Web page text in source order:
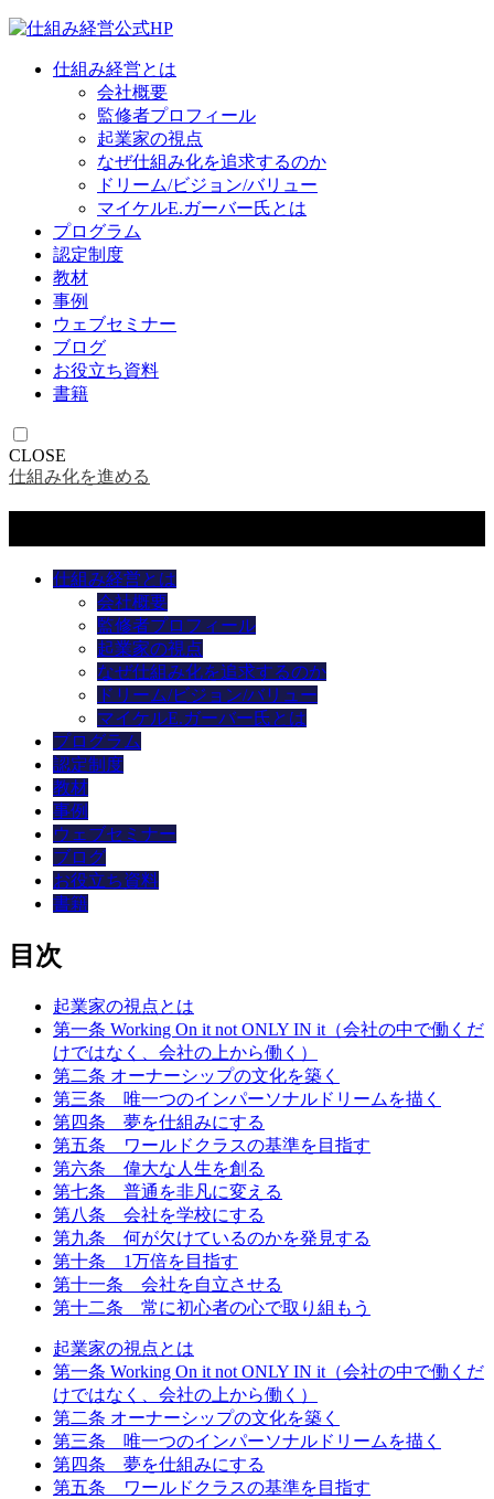
仕組み経営とは
会社概要
監修者プロフィール
起業家の視点
なぜ仕組み化を追求するのか
ドリーム/ビジョン/バリュー
マイケルE.ガーバー氏とは
プログラム
認定制度
教材
事例
ウェブセミナー
ブログ
お役立ち資料
書籍
CLOSE
仕組み化を進める
仕組み経営とは
会社概要
監修者プロフィール
起業家の視点
なぜ仕組み化を追求するのか
ドリーム/ビジョン/バリュー
マイケルE.ガーバー氏とは
プログラム
認定制度
教材
事例
ウェブセミナー
ブログ
お役立ち資料
書籍
目次
起業家の視点とは
第一条 Working On it not ONLY IN it（会社の中で働くだ
けではなく、会社の上から働く）
第二条 オーナーシップの文化を築く
第三条 唯一つのインパーソナルドリームを描く
第四条 夢を仕組みにする
第五条 ワールドクラスの基準を目指す
第六条 偉大な人生を創る
第七条 普通を非凡に変える
第八条 会社を学校にする
第九条 何が欠けているのかを発見する
第十条 1万倍を目指す
第十一条 会社を自立させる
第十二条 常に初心者の心で取り組もう
起業家の視点とは
第一条 Working On it not ONLY IN it（会社の中で働くだ
けではなく、会社の上から働く）
第二条 オーナーシップの文化を築く
第三条 唯一つのインパーソナルドリームを描く
第四条 夢を仕組みにする
第五条 ワールドクラスの基準を目指す